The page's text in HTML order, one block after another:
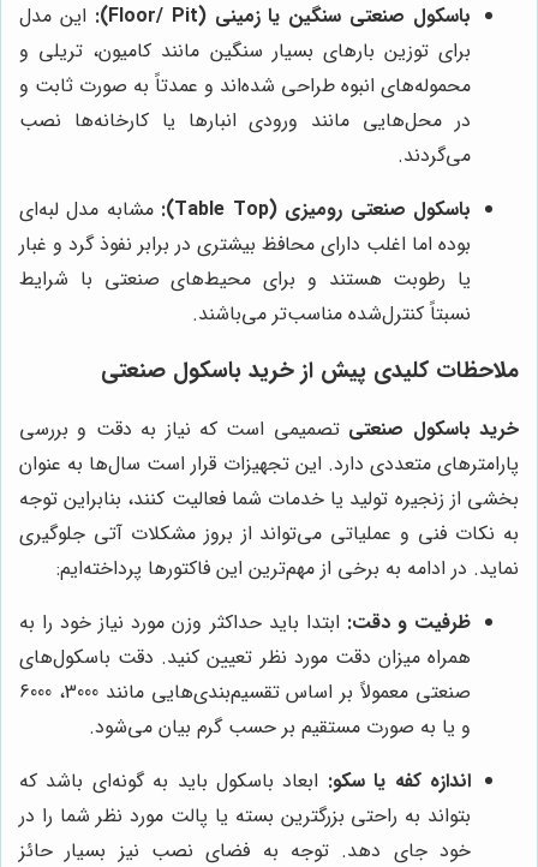
باسکول صنعتی سنگین یا زمینی (Floor/ Pit):
این مدل
برای توزین بارهای بسیار سنگین مانند کامیون، تریلی و
محموله‌های انبوه طراحی شده‌اند و عمدتاً به صورت ثابت و
در محل‌هایی مانند ورودی انبارها یا کارخانه‌ها نصب
می‌گردند.
باسکول صنعتی رومیزی (Table Top):
مشابه مدل لبه‌ای
بوده اما اغلب دارای محافظ بیشتری در برابر نفوذ گرد و غبار
یا رطوبت هستند و برای محیط‌های صنعتی با شرایط
نسبتاً کنترل‌شده مناسب‌تر می‌باشند.
ملاحظات کلیدی پیش از خرید باسکول صنعتی
خرید باسکول صنعتی تصمیمی است که نیاز به دقت و بررسی
پارامترهای متعددی دارد. این تجهیزات قرار است سال‌ها به عنوان
بخشی از زنجیره تولید یا خدمات شما فعالیت کنند، بنابراین توجه
به نکات فنی و عملیاتی می‌تواند از بروز مشکلات آتی جلوگیری
نماید. در ادامه به برخی از مهم‌ترین این فاکتورها پرداخته‌ایم:
ظرفیت و دقت: ابتدا باید حداکثر وزن مورد نیاز خود را به
همراه میزان دقت مورد نظر تعیین کنید. دقت باسکول‌های
صنعتی معمولاً بر اساس تقسیم‌بندی‌هایی مانند 3000، 6000
و یا به صورت مستقیم بر حسب گرم بیان می‌شود.
اندازه کفه یا سکو: ابعاد باسکول باید به گونه‌ای باشد که
بتواند به راحتی بزرگترین بسته یا پالت مورد نظر شما را در
خود جای دهد. توجه به فضای نصب نیز بسیار حائز